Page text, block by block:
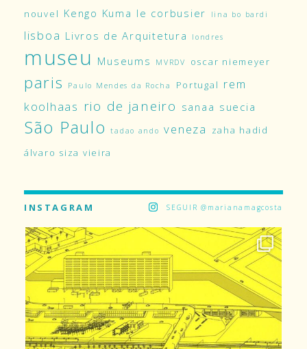
nouvel Kengo Kuma le corbusier lina bo bardi
lisboa Livros de Arquitetura londres
museu Museums MVRDV oscar niemeyer
paris Paulo Mendes da Rocha Portugal rem
koolhaas rio de janeiro sanaa suecia
São Paulo tadao ando veneza
zaha hadid
álvaro siza vieira
INSTAGRAM SEGUIR @marianamagcosta